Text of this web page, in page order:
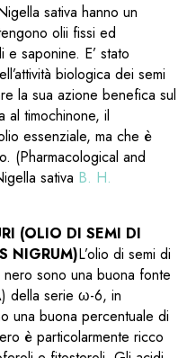
sativa hanno un
olii fissi ed
saponine. E’ stato
biologica dei semi
la sua azione benefica sul
al timochinone, il
essenziale, ma che è
(Pharmacological and
sativa B. H.
(OLIO DI SEMI DI
NIGRUM)L’olio di semi di
sono una buona fonte
della serie ω-6, in
una buona percentuale di
è particolarmente ricco